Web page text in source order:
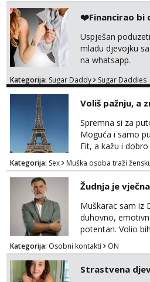
bi masera
❤️Financirao bi
Uspješan
mladu djevojku
na whatsapp.
Kategorija: Sugar Daddy Sugar Daddies
Voliš pažnju, a
Spremna si za
Moguća i samo
Fit, a kažu i
Javi se WhatsApp
Kategorija: Sex Muška osoba traži
Žudnja je vječna
Muškarac sam iz
duhovno,
potentan. Volio
koja voli život i
o njenim
lijep ću način,
uzvratiti na
Kategorija: Osobni kontakti ON
Strastvena